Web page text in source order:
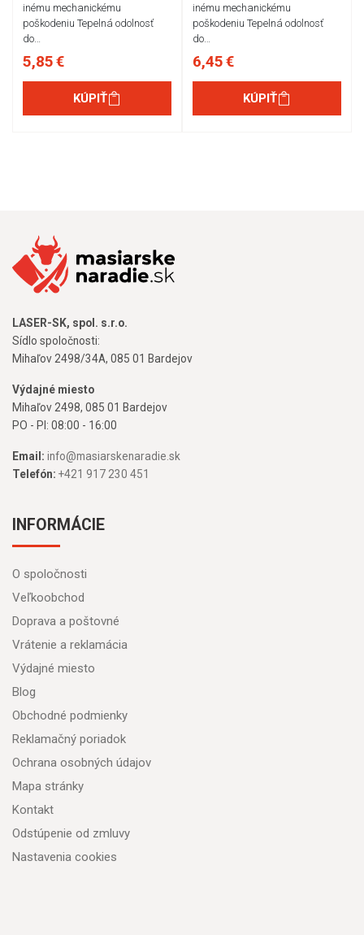
inému mechanickému
poškodeniu Tepelná odolnosť
do…
5,85 €
KÚPIŤ
inému mechanickému
poškodeniu Tepelná odolnosť
do…
6,45 €
KÚPIŤ
LASER-SK, spol. s.r.o.
Sídlo spoločnosti:
Mihaľov 2498/34A, 085 01 Bardejov
Výdajné miesto
Mihaľov 2498, 085 01 Bardejov
PO - PI: 08:00 - 16:00
Email: info@masiarskenaradie.sk
Telefón: +421 917 230 451
INFORMÁCIE
O spoločnosti
Veľkoobchod
Doprava a poštovné
Vrátenie a reklamácia
Výdajné miesto
Blog
Obchodné podmienky
Reklamačný poriadok
Ochrana osobných údajov
Mapa stránky
Kontakt
Odstúpenie od zmluvy
Nastavenia cookies